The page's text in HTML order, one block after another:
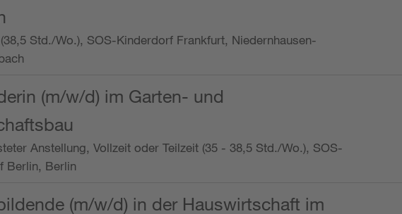
Std./Wo.), SOS-Kinderdorf Frankfurt, Niedernhausen-
(m/w/d) im Garten- und
Anstellung, Vollzeit oder Teilzeit (35 - 38,5 Std./Wo.), SOS-
Berlin, Berlin
(m/w/d) in der Hauswirtschaft im